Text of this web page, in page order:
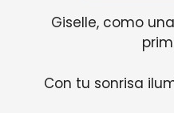
Giselle, como
Con tu sonrisa